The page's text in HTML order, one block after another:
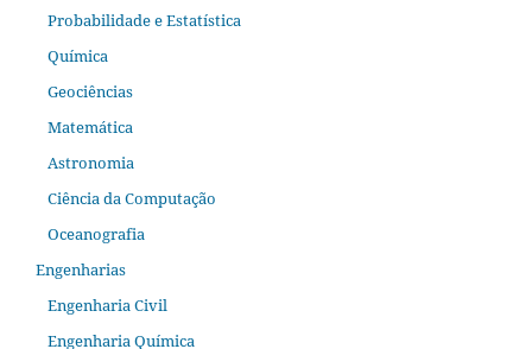
Probabilidade e Estatística
Química
Geociências
Matemática
Astronomia
Ciência da Computação
Oceanografia
Engenharias
Engenharia Civil
Engenharia Química